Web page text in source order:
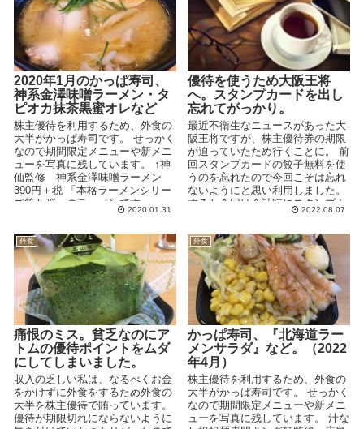
2020年1月のかっぱ寿司、
神系金澤味噌ラーメン・タ
ピオカ抹茶黒蜜オレなど
株主優待を利用するため、外食の
大半がかっぱ寿司です。 せっかく
なので期間限定メニューや新メニ
ューを写真に残しています。 ↑神
仙監修 神系金澤味噌ラーメン
390円＋税 「本格ラーメンシリー
ズ第八弾」のラーメンです。 ...
2020.01.31
優待を使うため大阪王将
へ。スタンプカードを出し
忘れてがっかり。
最近不衛生なニュースがあった大
阪王将ですが、株主優待券の期限
が迫っていたため行くことに。 前
回スタンプカードの餃子無料を使
うのを忘れたので今回こそは忘れ
ないようにと思い利用しました。
すると今回は会計時にスタンプカ
ードにスタンプを押して...
2022.08.07
外食
痛恨のミス。貧乏なのにア
トムの優待ポイントをムダ
にしてしまいました。
収入の乏しい私は、なるべくお金
をかけずに外食をするため外食の
大半を株主優待で賄っています。
優待が期限切れにならないように
外食
かっぱ寿司、『北海道ラー
メンサラダ』など。（2022
年4月）
株主優待を利用するため、外食の
大半がかっぱ寿司です。 せっかく
なので期間限定メニューや新メニ
ューを写真に残しています。 汁な